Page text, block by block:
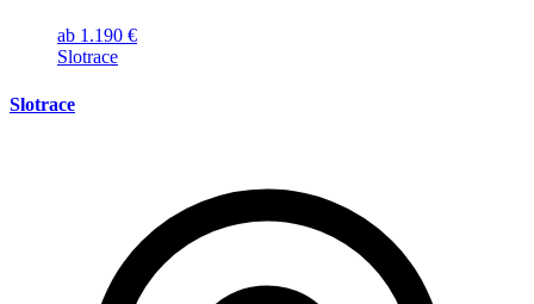
ab 1.190 €
Slotrace
Slotrace